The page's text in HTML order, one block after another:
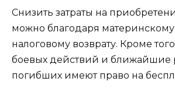
Снизить затраты на
можно благодаря
налоговому возврату. Кроме
боевых действий и ближайшие
погибших имеют право на